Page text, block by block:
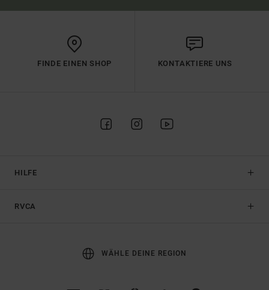
FINDE EINEN SHOP KONTAKTIERE UNS
HILFE
RVCA
WÄHLE DEINE REGION